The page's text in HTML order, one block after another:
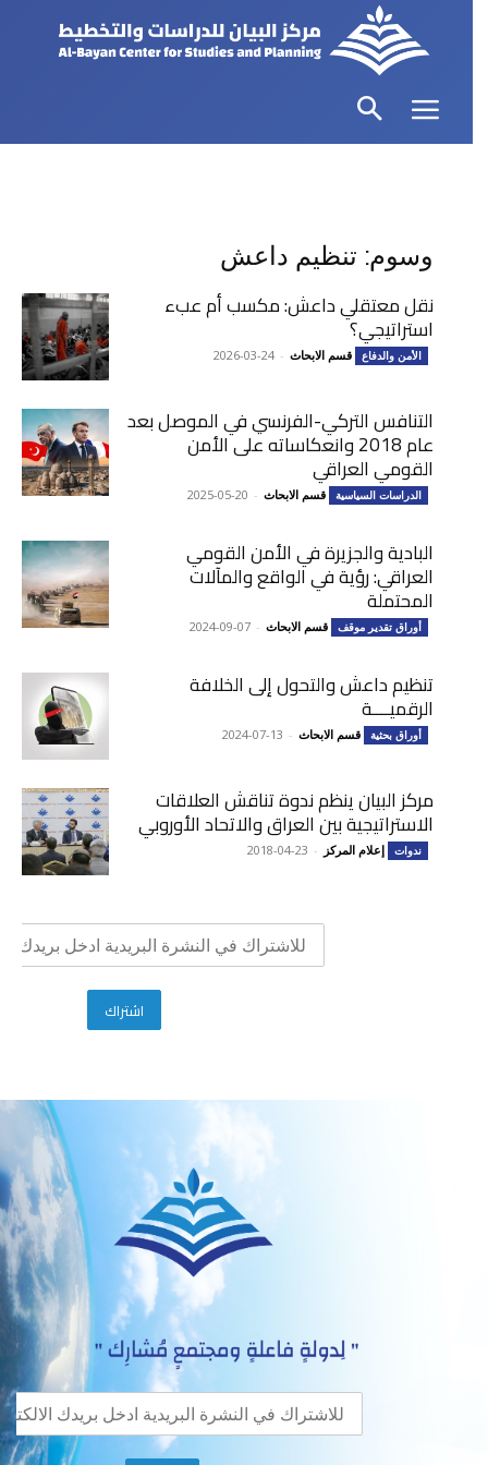
وسوم: تنظيم داعش
نقل معتقلي داعش: مكسب أم عبء
استراتيجي؟
الأمن والدفاع قسم الابحاث -
2026-03-24
التنافس التركي-الفرنسي في الموصل بعد
عام 2018 وانعكاساته على الأمن
القومي العراقي
الدراسات السياسية قسم الابحاث -
2025-05-20
البادية والجزيرة في الأمن القومي
العراقي: رؤية في الواقع والمآلات
المحتملة
أوراق تقدير موقف قسم الابحاث -
2024-09-07
تنظيم داعش والتحول إلى الخلافة
الرقميــــة
أوراق بحثية قسم الابحاث -
2024-07-13
مركز البيان ينظم ندوة تناقش العلاقات
الاستراتيجية بين العراق والاتحاد الأوروبي
ندوات إعلام المركز -
2018-04-23